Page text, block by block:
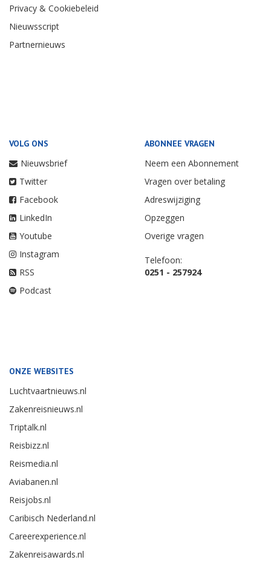
Privacy & Cookiebeleid
Nieuwsscript
Partnernieuws
VOLG ONS
Nieuwsbrief
Twitter
Facebook
LinkedIn
Youtube
Instagram
RSS
Podcast
ABONNEE VRAGEN
Neem een Abonnement
Vragen over betaling
Adreswijziging
Opzeggen
Overige vragen
Telefoon:
0251 - 257924
ONZE WEBSITES
Luchtvaartnieuws.nl
Zakenreisnieuws.nl
Triptalk.nl
Reisbizz.nl
Reismedia.nl
Aviabanen.nl
Reisjobs.nl
Caribisch Nederland.nl
Careerexperience.nl
Zakenreisawards.nl